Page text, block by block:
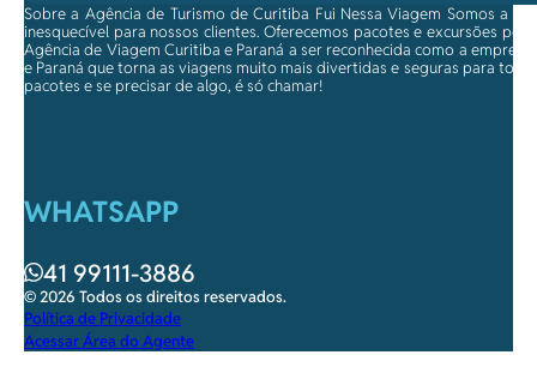
Sobre a Agência de Turismo de Curitiba Fui Nessa Viagem Somos a
inesquecível para nossos clientes. Oferecemos pacotes e excursões
Agência de Viagem Curitiba e Paraná a ser reconhecida como a
e Paraná que torna as viagens muito mais divertidas e seguras para
pacotes e se precisar de algo, é só chamar!
WHATSAPP
41 99111-3886
© 2026 Todos os direitos reservados.
Política de Privacidade
Acessar Área do Agente